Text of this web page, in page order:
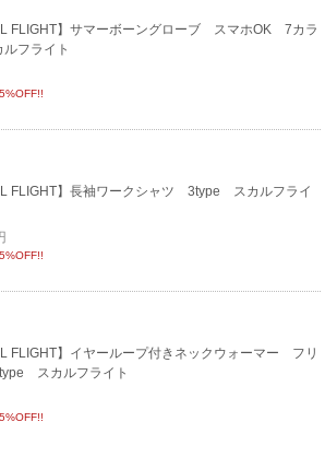
FLIGHT】サマーボーングローブ スマホOK 7カラ
フライト
FLIGHT】長袖ワークシャツ 3type スカルフライ
FLIGHT】イヤーループ付きネックウォーマー フリ
スカルフライト